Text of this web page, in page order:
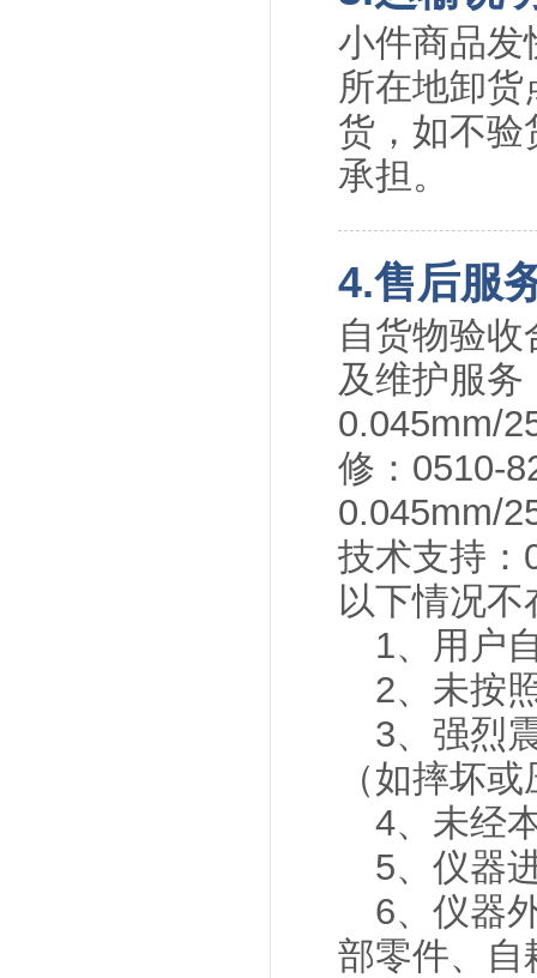
小件商品发
所在地卸
货，如不验
承担。
4.售后服
自货物验
及维护服
0.045mm/
修：0510-
0.045mm/
技术支持：
以下情况
1、用户
2、未按
3、强烈
（如摔坏
4、未经
5、仪器
6、仪器
部零件、自